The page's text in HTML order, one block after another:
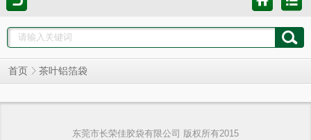
首页 茶叶铝箔袋
东莞市长荣佳胶袋有限公司 版权所有2015